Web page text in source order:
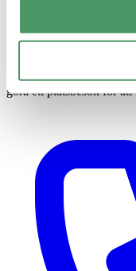
© 2026 Elui AB. Alla
Alla prisangivelser är
göra ett platsbesök för